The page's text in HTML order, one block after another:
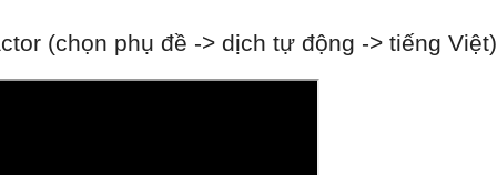
(chọn phụ đề -> dịch tự động -> tiếng Việt)